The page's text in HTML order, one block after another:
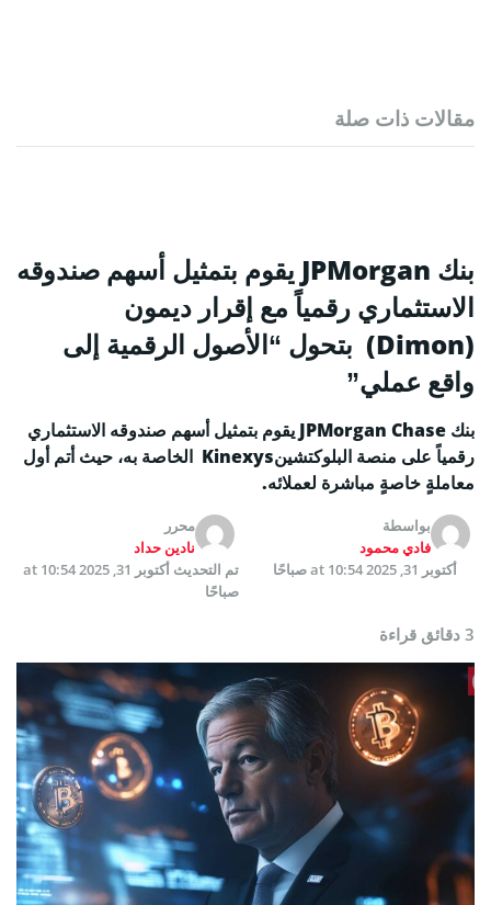
مقالات ذات صلة
بنك JPMorgan يقوم بتمثيل أسهم صندوقه
الاستثماري رقمياً مع إقرار ديمون
(Dimon) بتحول “الأصول الرقمية إلى
واقع عملي”
بنك JPMorgan Chase يقوم بتمثيل أسهم صندوقه الاستثماري
رقمياً على منصة البلوكتشينKinexys الخاصة به، حيث أتم أول
معاملةٍ خاصةٍ مباشرة لعملائه.
بواسطة
فادي محمود
محرر
نادين حداد
أكتوبر 31, 2025 at 10:54 صباحًا
تم التحديث
أكتوبر 31, 2025 at 10:54
صباحًا
3 دقائق قراءة